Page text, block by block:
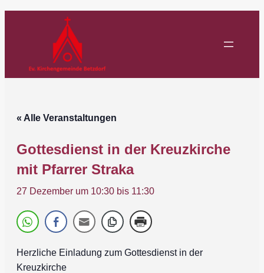
« Alle Veranstaltungen
Gottesdienst in der Kreuzkirche
mit Pfarrer Straka
27 Dezember um 10:30 bis 11:30
Herzliche Einladung zum Gottesdienst in der
Kreuzkirche